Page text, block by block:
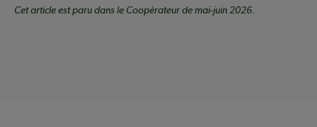
Cet article est paru dans le Coopérateur de mai-juin 2026.